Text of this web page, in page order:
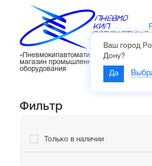
«Пневмокипавтоматика» – интернет-
магазин промышленного
оборудования
Ваш город
Дону?
Да
Фильтр
Только в наличии